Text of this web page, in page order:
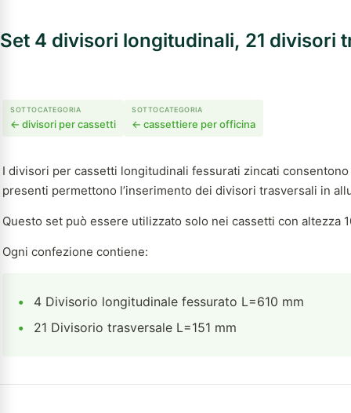
Set 4 divisori longitudinali, 21 divisori
SOTTOCATEGORIA
← divisori per cassetti
SOTTOCATEGORIA
← cassettiere per officina
I divisori per cassetti longitudinali fessurati zincati
presenti permettono l’inserimento dei divisori trasversali in
Questo set può essere utilizzato solo nei cassetti con altezza
Ogni confezione contiene:
•
4 Divisorio longitudinale fessurato L=610 mm
•
21 Divisorio trasversale L=151 mm